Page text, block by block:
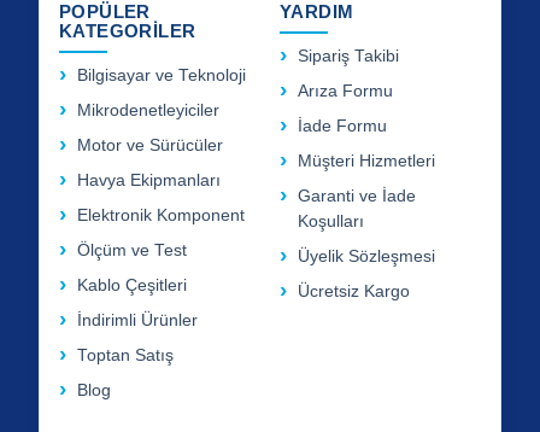
POPÜLER
KATEGORİLER
Bilgisayar ve Teknoloji
Mikrodenetleyiciler
Motor ve Sürücüler
Havya Ekipmanları
Elektronik Komponent
Ölçüm ve Test
Kablo Çeşitleri
İndirimli Ürünler
Toptan Satış
Blog
YARDIM
Sipariş Takibi
Arıza Formu
İade Formu
Müşteri Hizmetleri
Garanti ve İade
Koşulları
Üyelik Sözleşmesi
Ücretsiz Kargo